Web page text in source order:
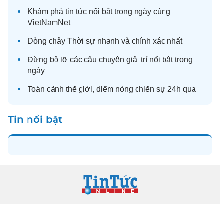
Khám phá tin tức nổi bật trong ngày cùng
VietNamNet
Dòng chảy Thời sự nhanh và chính xác nhất
Đừng bỏ lỡ các câu chuyện giải trí nổi bật trong
ngày
Toàn cảnh thế giới, điểm nóng chiến sự 24h qua
Tin nổi bật